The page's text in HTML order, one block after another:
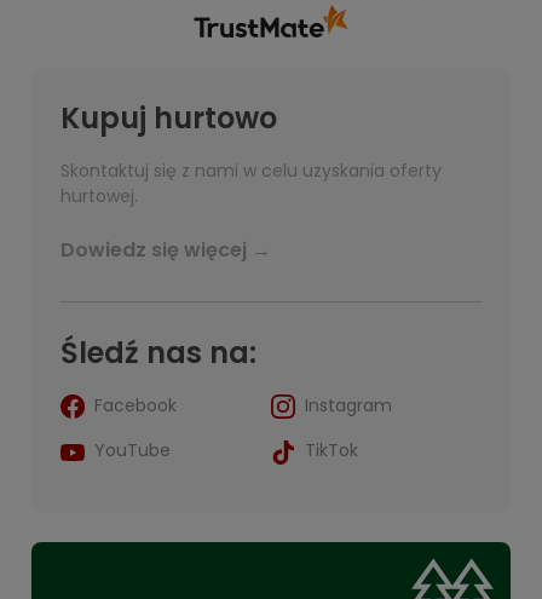
Śledź nas na:
Facebook
Instagram
YouTube
TikTok
Kupuj hurtowo
Skontaktuj się z nami w celu uzyskania oferty
hurtowej.
Dowiedz się więcej →